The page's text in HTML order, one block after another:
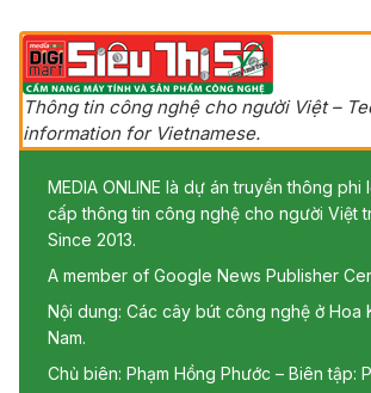
Thông tin công nghệ cho người Việt –
information for Vietnamese.
MEDIA ONLINE là dự án truyền thông phi
cấp thông tin công nghệ cho người Việt
Since 2013.
A member of Google News Publisher
Nội dung: Các cây bút công nghệ ở Hoa
Nam.
Chủ biên: Phạm Hồng Phước – Biên tập: